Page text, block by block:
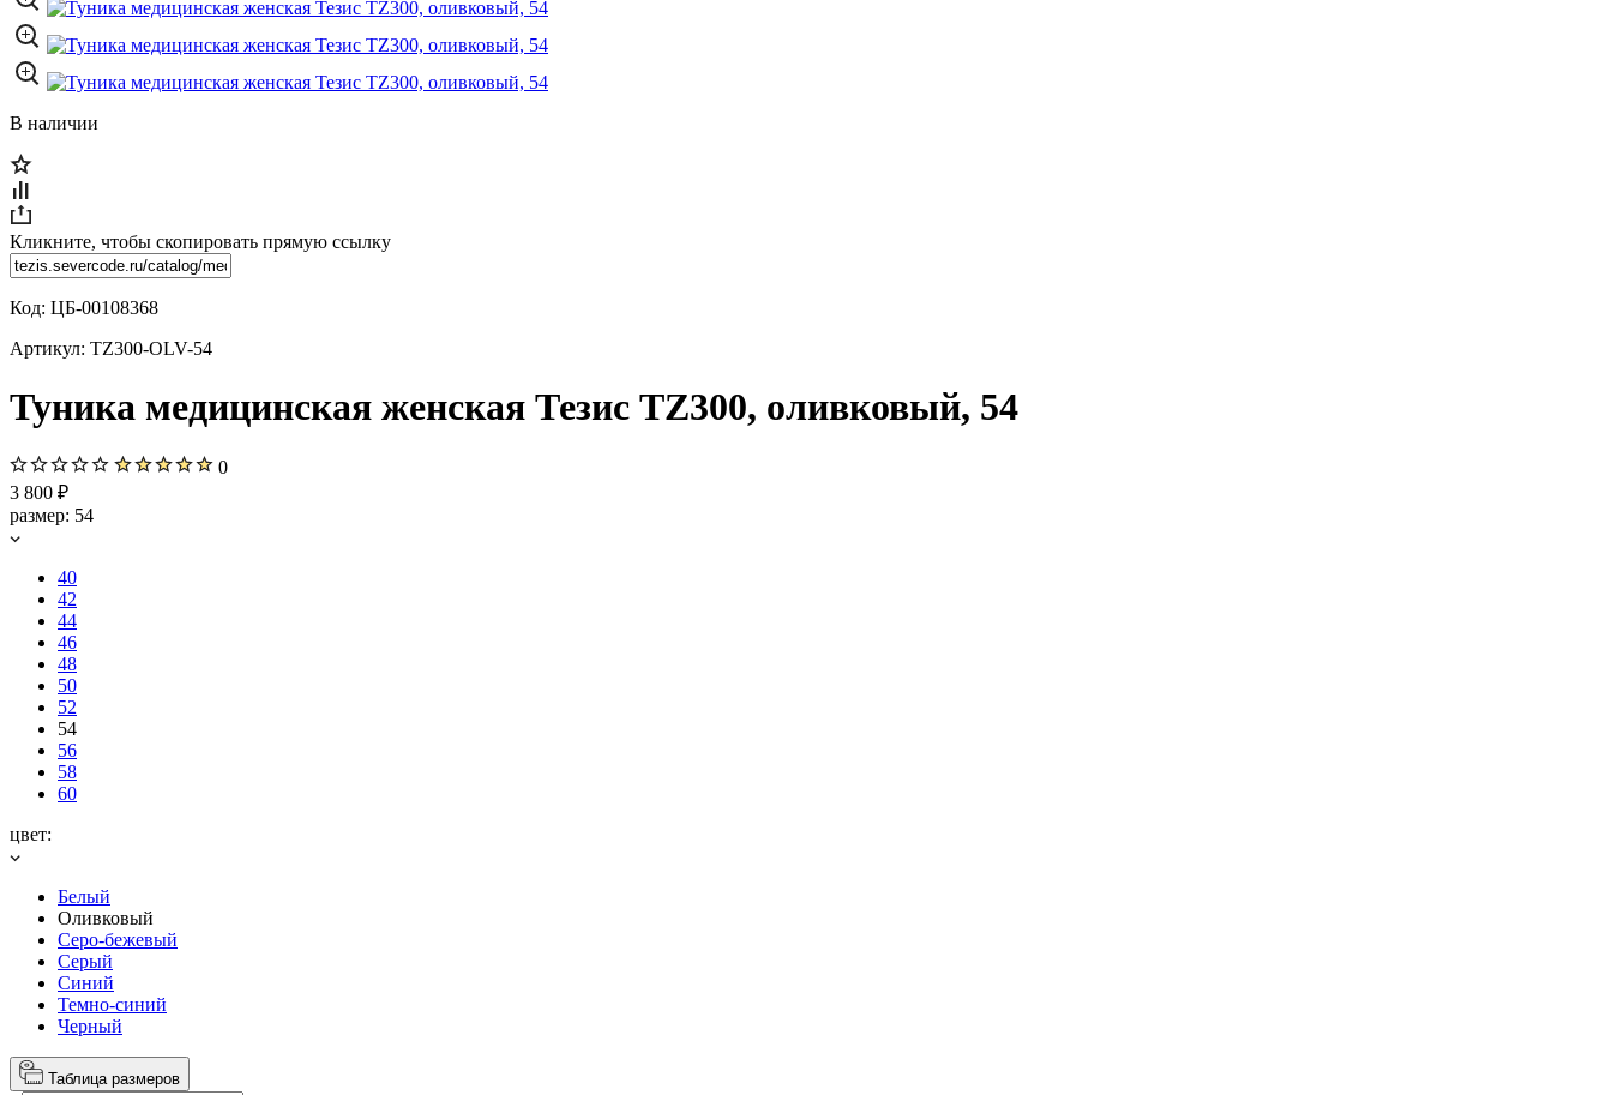
В наличии
Кликните, чтобы скопировать прямую ссылку
Код: ЦБ-00108368
Артикул: TZ300-OLV-54
Туника медицинская женская Тезис TZ300, оливковый, 54
0
3 800 ₽
размер: 54
40
42
44
46
48
50
52
54
56
58
60
цвет:
Белый
Оливковый
Серо-бежевый
Серый
Синий
Темно-синий
Черный
Таблица размеров